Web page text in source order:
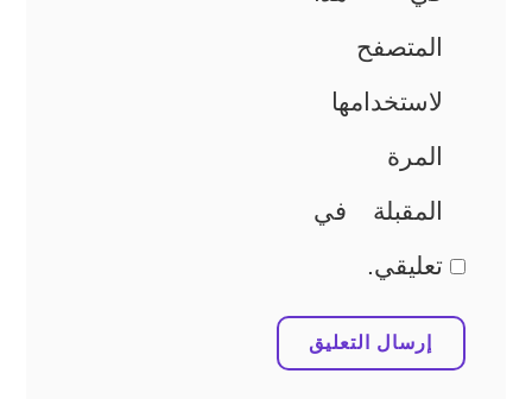
المتصفح
لاستخدامها
المرة
المقبلة في
تعليقي.